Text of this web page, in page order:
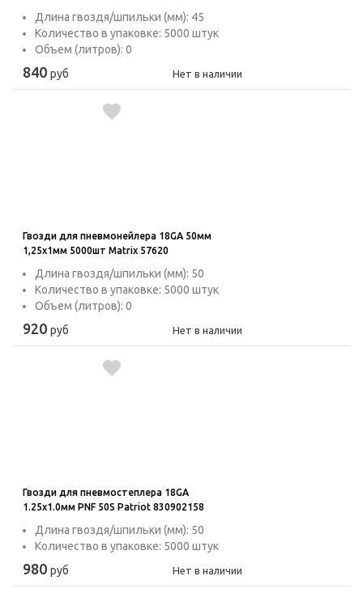
Длина гвоздя/шпильки (мм): 45
Количество в упаковке: 5000 штук
Объем (литров): 0
840 руб Нет в наличии
Гвозди для пневмонейлера 18GA 50мм
1,25х1мм 5000шт Matrix 57620
Длина гвоздя/шпильки (мм): 50
Количество в упаковке: 5000 штук
Объем (литров): 0
920 руб Нет в наличии
Гвозди для пневмостеплера 18GA
1.25x1.0мм PNF 50S Patriot 830902158
Длина гвоздя/шпильки (мм): 50
Количество в упаковке: 5000 штук
980 руб Нет в наличии